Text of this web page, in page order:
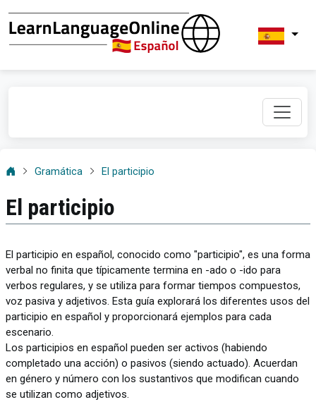
Gramática El participio
El participio
El participio en español, conocido como "participio", es una forma
verbal no finita que típicamente termina en -ado o -ido para
verbos regulares, y se utiliza para formar tiempos compuestos,
voz pasiva y adjetivos. Esta guía explorará los diferentes usos del
participio en español y proporcionará ejemplos para cada
escenario.
Los participios en español pueden ser activos (habiendo
completado una acción) o pasivos (siendo actuado). Acuerdan
en género y número con los sustantivos que modifican cuando
se utilizan como adjetivos.